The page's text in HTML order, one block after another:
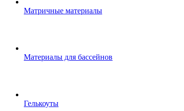
Матричные материалы
Материалы для бассейнов
Гелькоуты